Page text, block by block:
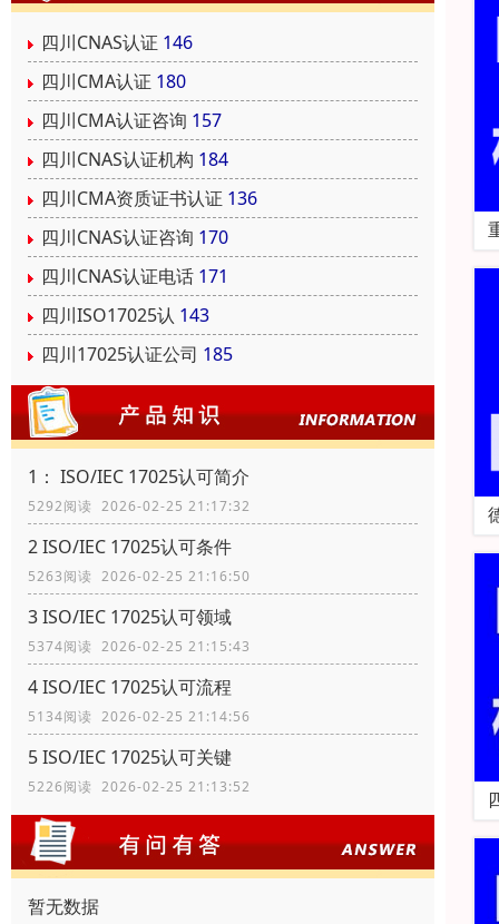
四川CNAS认证 146
四川CMA认证 180
四川CMA认证咨询 157
四川CNAS认证机构 184
四川CMA资质证书认证 136
四川CNAS认证咨询 170
四川CNAS认证电话 171
四川ISO17025认 143
四川17025认证公司 185
1： ISO/IEC 17025认可简介
5292阅读 2026-02-25 21:17:32
2 ISO/IEC 17025认可条件
5263阅读 2026-02-25 21:16:50
3 ISO/IEC 17025认可领域
5374阅读 2026-02-25 21:15:43
4 ISO/IEC 17025认可流程
5134阅读 2026-02-25 21:14:56
5 ISO/IEC 17025认可关键
5226阅读 2026-02-25 21:13:52
暂无数据